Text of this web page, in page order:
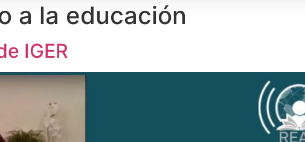
a la educación
IGER